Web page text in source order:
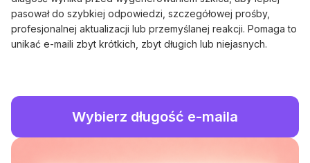
pasował do szybkiej odpowiedzi, szczegółowej prośby,
profesjonalnej aktualizacji lub przemyślanej reakcji. Pomaga to
unikać e-maili zbyt krótkich, zbyt długich lub niejasnych.
Wybierz długość e-maila